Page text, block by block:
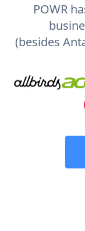
POWR
(besides